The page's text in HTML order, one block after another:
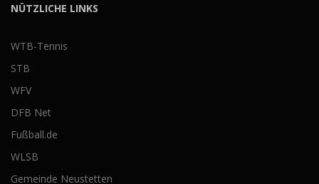
NÜTZLICHE LINKS
WTB-Tennis
STB
WFV
DFB Net
Fußball.de
WLSB
Gemeinde Neustetten